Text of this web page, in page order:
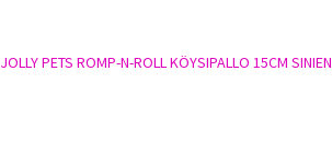
JOLLY PETS ROMP-N-ROLL KÖYSIPALLO 15CM SINIEN